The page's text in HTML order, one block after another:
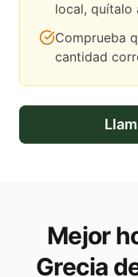
local, quítalo
Comprueba
cantidad
Mejor
Grecia